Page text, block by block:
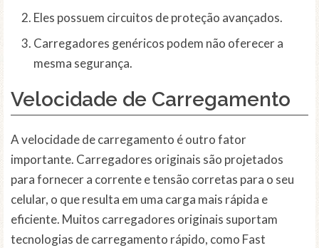
Eles possuem circuitos de proteção avançados.
Carregadores genéricos podem não oferecer a
mesma segurança.
Velocidade de Carregamento
A velocidade de carregamento é outro fator
importante. Carregadores originais são projetados
para fornecer a corrente e tensão corretas para o seu
celular, o que resulta em uma carga mais rápida e
eficiente. Muitos carregadores originais suportam
tecnologias de carregamento rápido, como Fast